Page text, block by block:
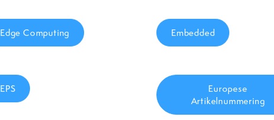
Edge Computing Embedded
EPS
Europese
Artikelnummering